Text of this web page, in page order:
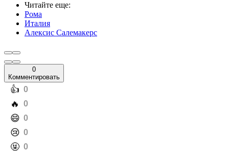
Читайте еще:
Рома
Италия
Алексис Салемакерс
0
Комментировать
️👍 0
️🔥 0
️😄 0
️😢 0
️🤬 0